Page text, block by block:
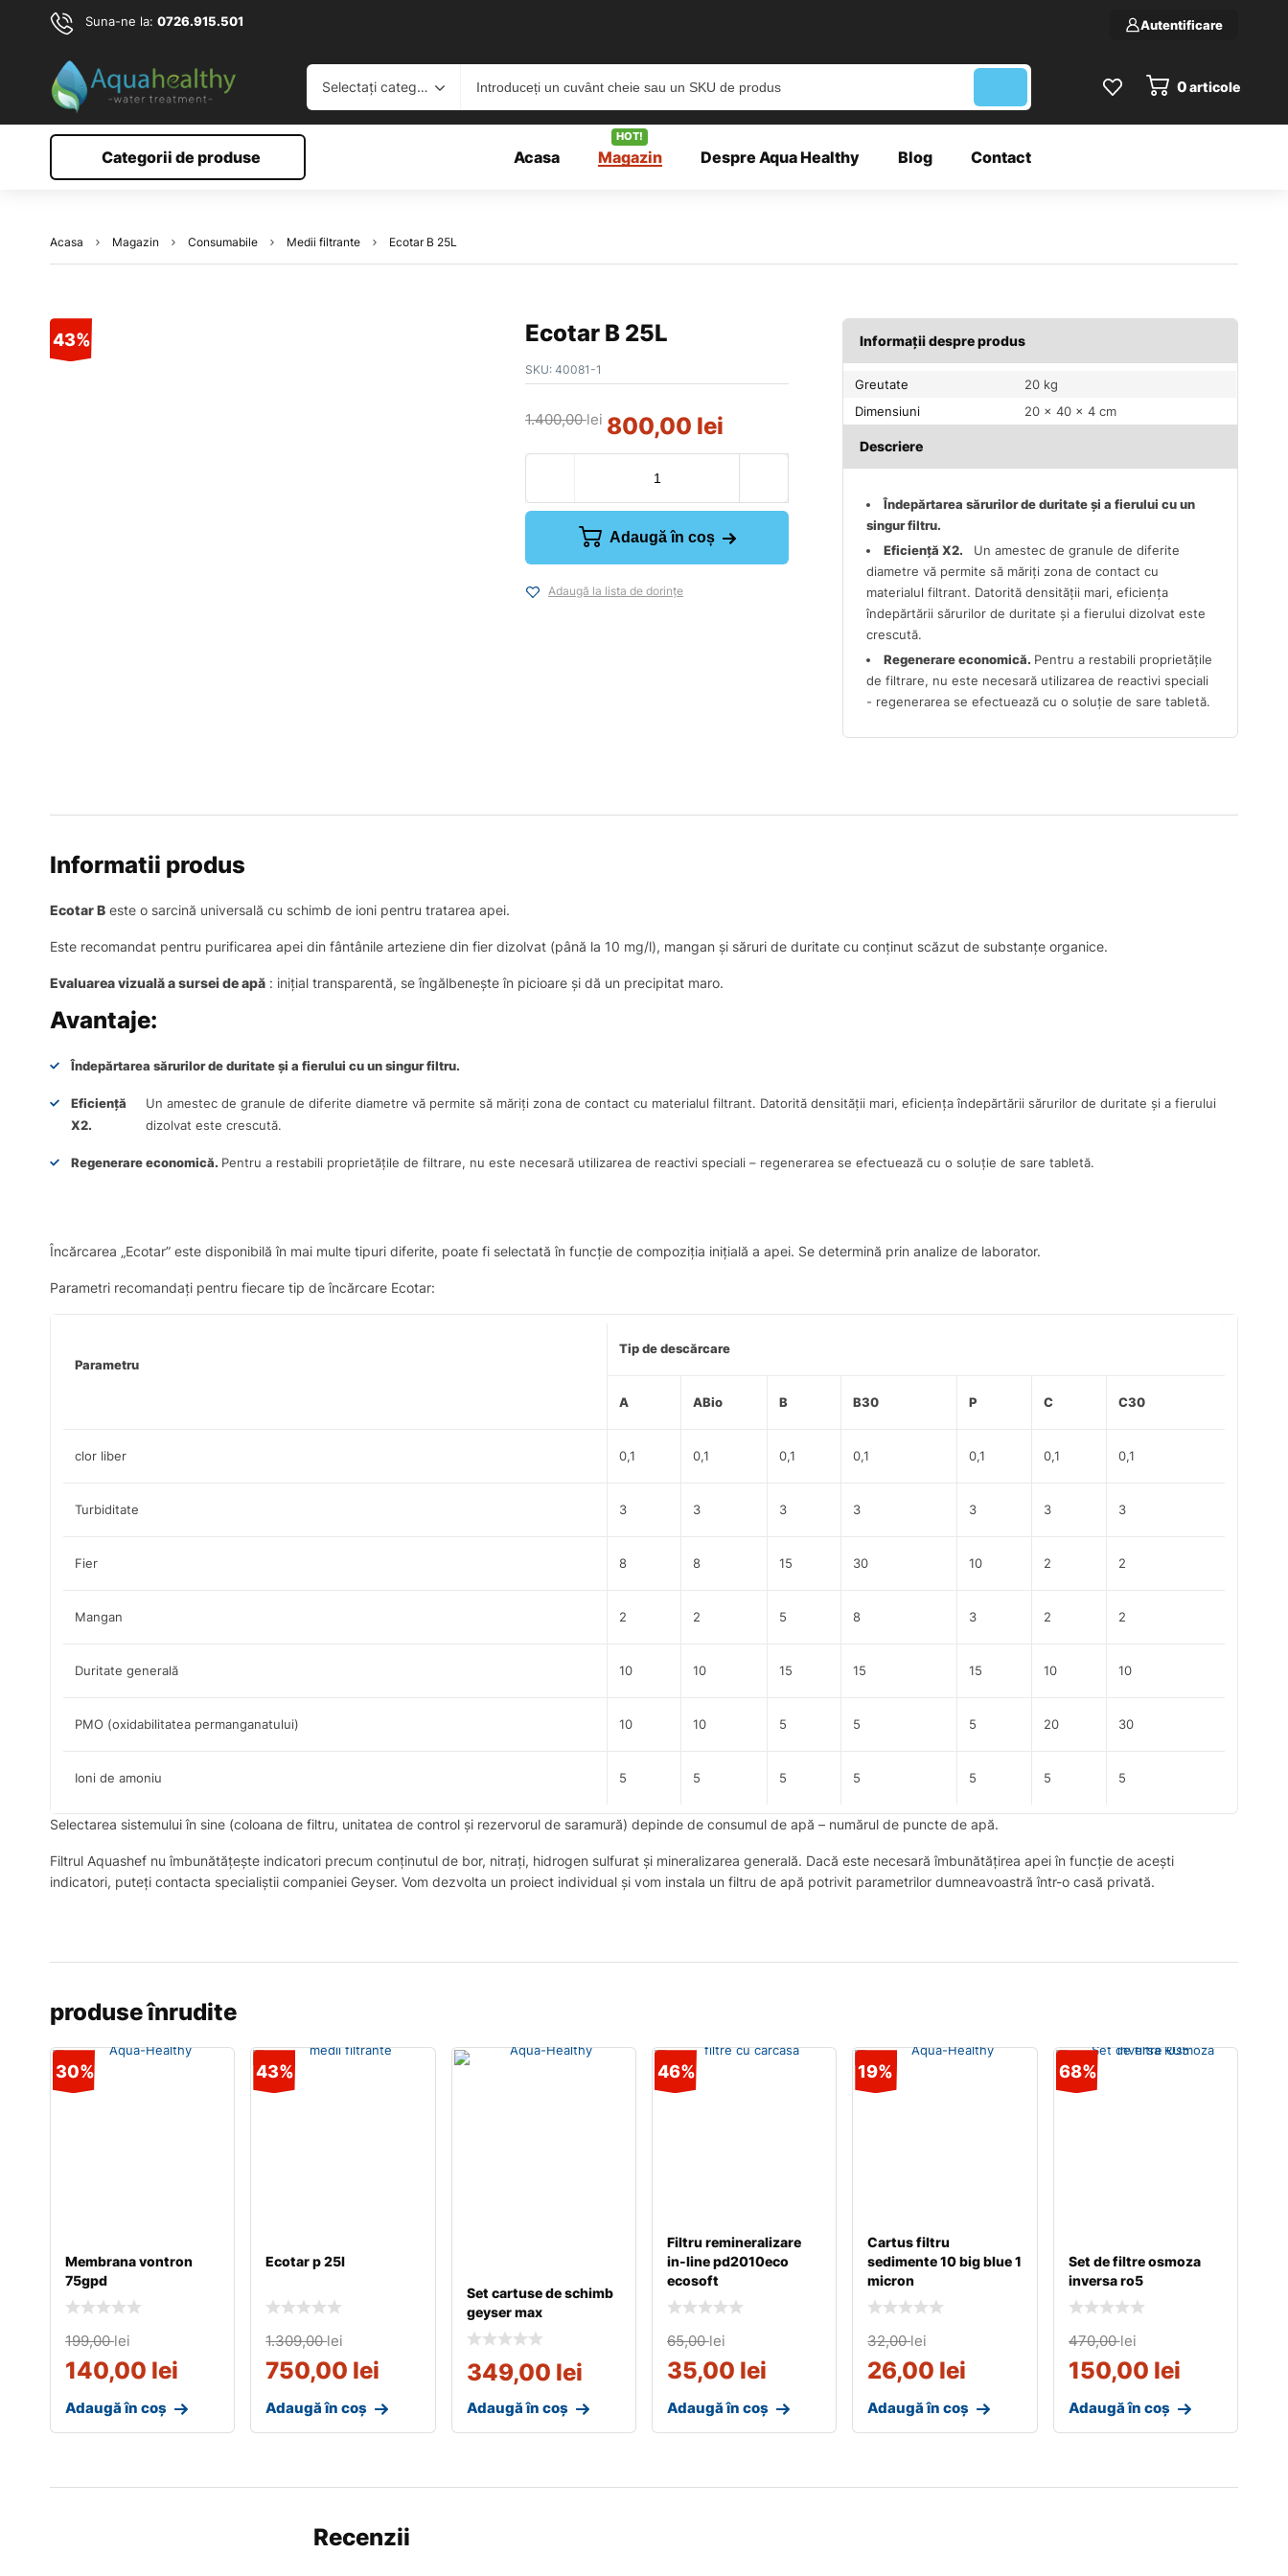
Suna-ne la: 0726.915.501 Autentificare
Selectați categoria 0articole
Categorii de produse Acasa Magazin
HOT!
Despre Aqua Healthy Blog Contact
Acasa Magazin Consumabile Medii filtrante Ecotar B 25L
43% Ecotar B 25L
SKU: 40081-1
1.400,00lei 800,00 lei
Adaugă în coș
Adaugă la lista de dorințe
Informații despre produs
Greutate
20 kg
Dimensiuni
20 × 40 × 4 cm
Descriere
Îndepărtarea sărurilor de duritate și a fierului cu un
singur filtru.
Eficiență X2.
Un amestec de granule de diferite
diametre vă permite să măriți zona de contact cu
materialul filtrant. Datorită densității mari, eficiența
îndepărtării sărurilor de duritate și a fierului dizolvat este
crescută.
Regenerare economică. Pentru a restabili proprietățile
de filtrare, nu este necesară utilizarea de reactivi speciali
- regenerarea se efectuează cu o soluție de sare tabletă.
Informatii produs
Ecotar B este o sarcină universală cu schimb de ioni pentru tratarea apei.
Este recomandat pentru purificarea apei din fântânile arteziene din fier dizolvat (până la 10 mg/l), mangan și săruri de duritate cu conținut scăzut de substanțe organice.
Evaluarea vizuală a sursei de apă : inițial transparentă, se îngălbenește în picioare și dă un precipitat maro.
Avantaje:
Îndepărtarea sărurilor de duritate și a fierului cu un singur filtru.
Eficiență
X2.
Un amestec de granule de diferite diametre vă permite să măriți zona de contact cu materialul filtrant. Datorită densității mari, eficiența îndepărtării sărurilor de duritate și a fierului
dizolvat este crescută.
Regenerare economică. Pentru a restabili proprietățile de filtrare, nu este necesară utilizarea de reactivi speciali – regenerarea se efectuează cu o soluție de sare tabletă.
Încărcarea „Ecotar” este disponibilă în mai multe tipuri diferite, poate fi selectată în funcție de compoziția inițială a apei. Se determină prin analize de laborator.
Parametri recomandați pentru fiecare tip de încărcare Ecotar:
Parametru
Tip de descărcare
A ABio B B30 P C C30
clor liber 0,1 0,1 0,1 0,1 0,1 0,1 0,1
Turbiditate 3 3 3 3 3 3 3
Fier 8 8 15 30 10 2 2
Mangan 2 2 5 8 3 2 2
Duritate generală 10 10 15 15 15 10 10
PMO (oxidabilitatea permanganatului) 10 10 5 5 5 20 30
Ioni de amoniu 5 5 5 5 5 5 5
Selectarea sistemului în sine (coloana de filtru, unitatea de control și rezervorul de saramură) depinde de consumul de apă – numărul de puncte de apă.
Filtrul Aquashef nu îmbunătățește indicatori precum conținutul de bor, nitrați, hidrogen sulfurat și mineralizarea generală. Dacă este necesară îmbunătățirea apei în funcție de acești
indicatori, puteți contacta specialiștii companiei Geyser. Vom dezvolta un proiect individual și vom instala un filtru de apă potrivit parametrilor dumneavoastră într-o casă privată.
produse înrudite
30%
Membrana vontron
75gpd
199,00lei
140,00 lei
Adaugă în coș
43%
Ecotar p 25l
1.309,00lei
750,00 lei
Adaugă în coș
Set cartuse de schimb
geyser max
349,00 lei
Adaugă în coș
46%
Filtru remineralizare
in-line pd2010eco
ecosoft
65,00lei
35,00 lei
Adaugă în coș
19%
Cartus filtru
sedimente 10 big blue 1
micron
32,00lei
26,00 lei
Adaugă în coș
68%
Set de filtre osmoza
inversa ro5
470,00lei
150,00 lei
Adaugă în coș
Recenzii